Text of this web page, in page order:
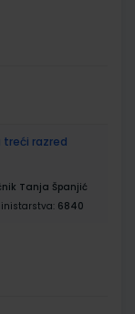
treći razred
Tanja Španjić
6840